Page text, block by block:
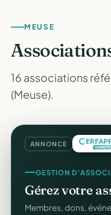
MEUSE
16 associations
(Meuse).
ANNONCE
GESTION
Gérez votre
Membres, dons,
REÇUS FISCAUX
Vos reçus
Générés et envoyés à